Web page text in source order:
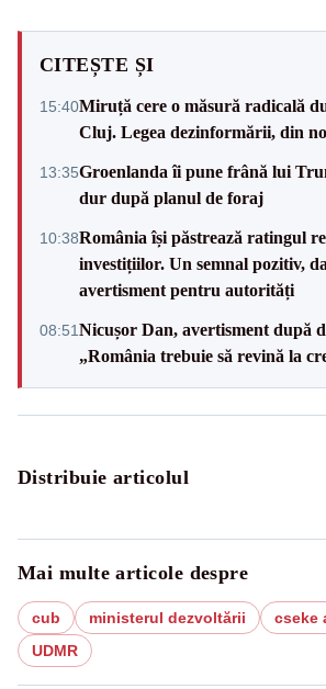
CITEȘTE ȘI
15:40Miruță cere o măsură radicală
Cluj. Legea dezinformării, din
13:35Groenlanda îi pune frână lui
dur după planul de foraj
10:38România își păstrează ratingul
investițiilor. Un semnal pozitiv,
avertisment pentru autorități
08:51Nicușor Dan, avertisment după
„România trebuie să revină la
Distribuie articolul
Mai multe articole despre
cub ministerul dezvoltării cseke
UDMR